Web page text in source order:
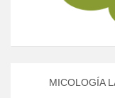
MICOLOGÍA